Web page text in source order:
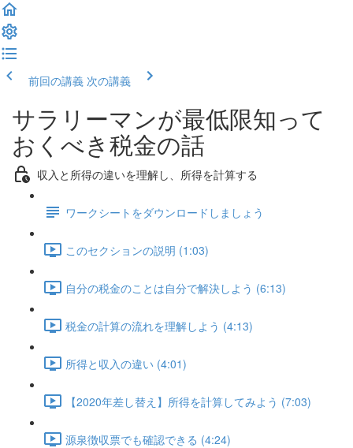
前回の講義 次の講義
サラリーマンが最低限知って
おくべき税金の話
収入と所得の違いを理解し、所得を計算する
ワークシートをダウンロードしましょう
このセクションの説明 (1:03)
自分の税金のことは自分で解決しよう (6:13)
税金の計算の流れを理解しよう (4:13)
所得と収入の違い (4:01)
【2020年差し替え】所得を計算してみよう (7:03)
源泉徴収票でも確認できる (4:24)